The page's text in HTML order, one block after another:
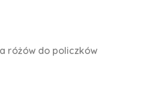
różów do policzków